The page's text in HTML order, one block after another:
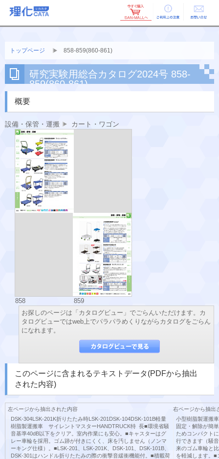
ご利用上の お問い合せ
トップページ 858-859(860-861)
研究実験用総合カタログ2024号 858-
859(860-861)
概要
設備・保管・運搬 カート・ワゴン
858
859
お探しのページは「カタログビュー」でごらんいただけます。カ
タログビューではweb上でパラパラめくりながらカタログをごらん
になれます。
このページに含まれるテキストデータ(PDFから抽出
された内容)
左ページから抽出された内容
DSK-304LSK-201K折りたたみ時LSK-201DSK-104DSK-101B軽量
樹脂製運搬車 サイレントマスターHANDTRUCK特 長■環境省騒
音基準40dB以下をクリア。室内作業にも安心。■キャスターはグ
レー車輪を採用。ゴム跡が付きにくく、床を汚しません（ノンマ
ーキング仕様）。■LSK-201、LSK-201K、DSK-101、DSK-101B、
DSK-301はハンドル折りたたみの際の衝撃音緩衝機能付。■積載荷
右ページから抽出
小型樹脂製運搬
固定・解除が簡
ためコンパクト
行できます（騒
来のゴム車輪と
を軽減します。■